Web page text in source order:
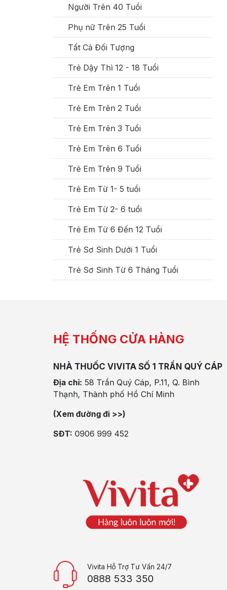
Người Trên 40 Tuổi
Phụ nữ Trên 25 Tuổi
Tất Cả Đối Tượng
Trẻ Dậy Thì 12 - 18 Tuổi
Trẻ Em Trên 1 Tuổi
Trẻ Em Trên 2 Tuổi
Trẻ Em Trên 3 Tuổi
Trẻ Em Trên 6 Tuổi
Trẻ Em Trên 9 Tuổi
Trẻ Em Từ 1- 5 tuổi
Trẻ Em Từ 2- 6 tuổi
Trẻ Em Từ 6 Đến 12 Tuổi
Trẻ Sơ Sinh Dưới 1 Tuổi
Trẻ Sơ Sinh Từ 6 Tháng Tuổi
HỆ THỐNG CỬA HÀNG
NHÀ THUỐC VIVITA SỐ 1 TRẦN QUÝ CÁP
Địa chỉ: 58 Trần Quý Cáp, P.11, Q. Bình
Thạnh, Thành phố Hồ Chí Minh
(Xem đường đi >>)
SĐT: 0906 999 452
Vivita Hỗ Trợ Tư Vấn 24/7
0888 533 350